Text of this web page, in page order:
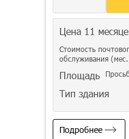
Цена 11
Стоимость
обслуживания
Площадь
Тип здания
Подробнее